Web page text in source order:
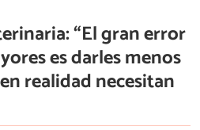
“El gran error
es darles menos
realidad necesitan